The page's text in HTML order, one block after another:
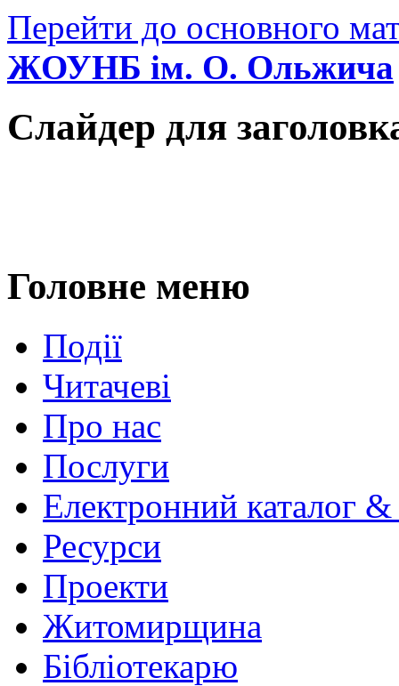
Перейти до основного
ЖОУНБ ім. О. Ольжича
Слайдер для
Головне меню
Події
Читачеві
Про нас
Послуги
Електронний каталог
Ресурси
Проекти
Житомирщина
Бібліотекарю